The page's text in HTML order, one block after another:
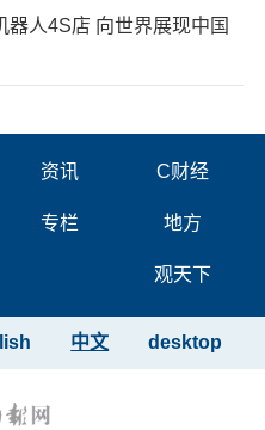
器人4S店 向世界展现中国
资讯 C财经
专栏 地方
观天下
desktop
中文